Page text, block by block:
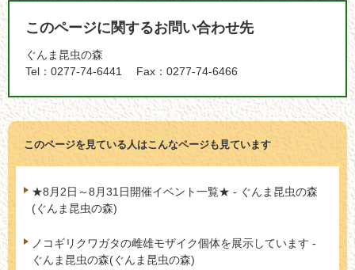
このページに関するお問い合わせ先
ぐんま昆虫の森
Tel：0277-74-6441
Fax：0277-74-6466
このページを見ている人はこんなページも見ています
★8月2日～8月31日開催イベント一覧★ - ぐんま昆虫の森
(ぐんま昆虫の森)
ノコギリクワガタの雌雄モザイク個体を展示しています -
ぐんま昆虫の森(ぐんま昆虫の森)